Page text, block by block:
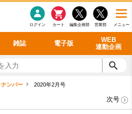
メニュー
営業部
編集企画部
カート
ログイン
雑誌 電子版
WEB
連動企画
看護・介護
シリーズ一覧
最新号 バックナンバー
分析」WEB動画
」 WEB動画
ンバー 2020年2月号
次号